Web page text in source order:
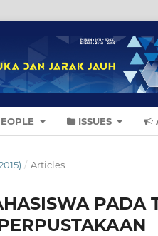
ISSUES
/ Articles
PADA